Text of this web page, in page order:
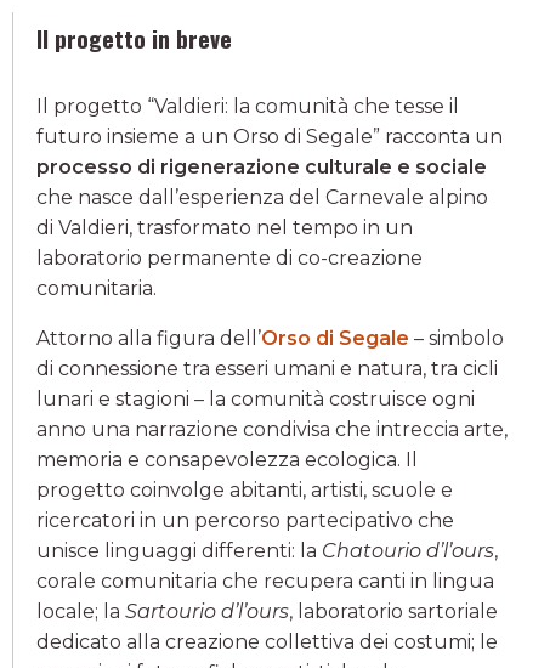
Il progetto in breve
Il progetto “Valdieri: la comunità che tesse il
futuro insieme a un Orso di Segale” racconta un
processo di rigenerazione culturale e sociale
che nasce dall’esperienza del Carnevale alpino
di Valdieri, trasformato nel tempo in un
laboratorio permanente di co-creazione
comunitaria.
Attorno alla figura dell’Orso di Segale – simbolo
di connessione tra esseri umani e natura, tra cicli
lunari e stagioni – la comunità costruisce ogni
anno una narrazione condivisa che intreccia arte,
memoria e consapevolezza ecologica. Il
progetto coinvolge abitanti, artisti, scuole e
ricercatori in un percorso partecipativo che
unisce linguaggi differenti: la Chatourio d’l’ours,
corale comunitaria che recupera canti in lingua
locale; la Sartourio d’l’ours, laboratorio sartoriale
dedicato alla creazione collettiva dei costumi; le